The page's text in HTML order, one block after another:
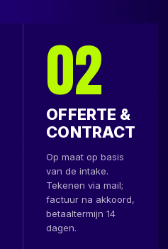
02
OFFERTE &
CONTRACT
Op maat op basis
van de intake.
Tekenen via mail;
factuur na akkoord,
betaaltermijn 14
dagen.